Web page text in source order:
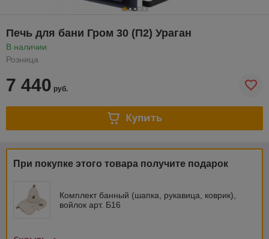
Печь для бани Гром 30 (П2) Ураган
В наличии
Розница
7 440 руб.
Купить
При покупке этого товара получите подарок
Комплект банный (шапка, рукавица, коврик),
войлок арт. Б16